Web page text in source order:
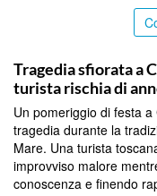
Tragedia sfiorata a
turista rischia di
Un pomeriggio di festa
tragedia durante la
Mare. Una turista
improvviso malore
conoscenza e finendo